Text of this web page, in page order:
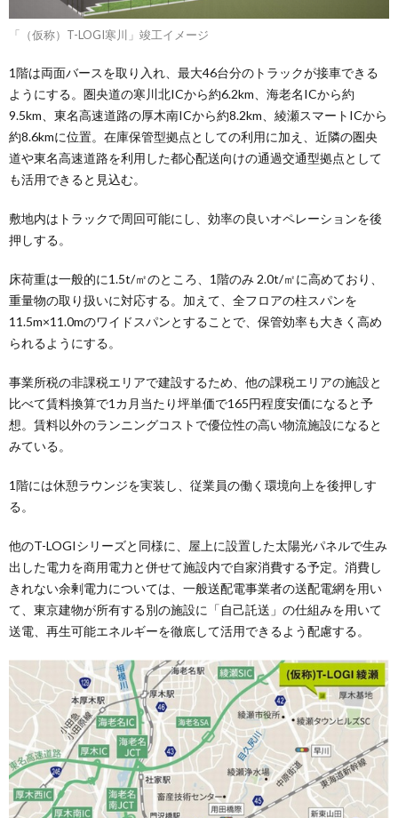
「（仮称）T-LOGI寒川」竣工イメージ
1階は両面バースを取り入れ、最大46台分のトラックが接車できる
ようにする。圏央道の寒川北ICから約6.2km、海老名ICから約
9.5km、東名高速道路の厚木南ICから約8.2km、綾瀬スマートICから
約8.6kmに位置。在庫保管型拠点としての利用に加え、近隣の圏央
道や東名高速道路を利用した都心配送向けの通過交通型拠点として
も活用できると見込む。
敷地内はトラックで周回可能にし、効率の良いオペレーションを後
押しする。
床荷重は一般的に1.5t/㎡のところ、1階のみ 2.0t/㎡に高めており、
重量物の取り扱いに対応する。加えて、全フロアの柱スパンを
11.5m×11.0mのワイドスパンとすることで、保管効率も大きく高め
られるようにする。
事業所税の非課税エリアで建設するため、他の課税エリアの施設と
比べて賃料換算で1カ月当たり坪単価で165円程度安価になると予
想。賃料以外のランニングコストで優位性の高い物流施設になると
みている。
1階には休憩ラウンジを実装し、従業員の働く環境向上を後押しす
る。
他のT-LOGIシリーズと同様に、屋上に設置した太陽光パネルで生み
出した電力を商用電力と併せて施設内で自家消費する予定。消費し
きれない余剰電力については、一般送配電事業者の送配電網を用い
て、東京建物が所有する別の施設に「自己託送」の仕組みを用いて
送電、再生可能エネルギーを徹底して活用できるよう配慮する。